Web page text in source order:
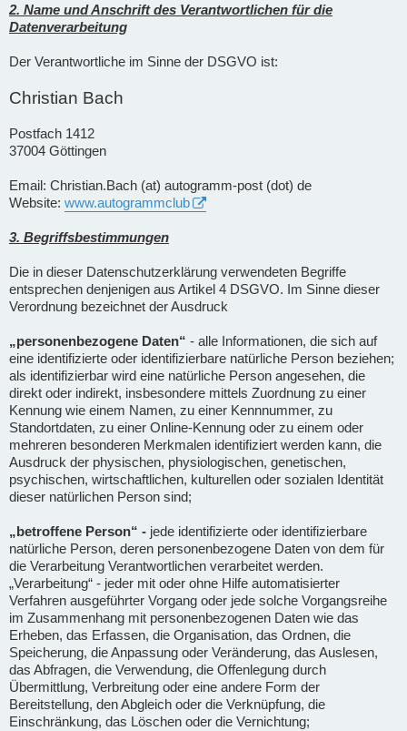
2. Name und Anschrift des Verantwortlichen für die
Datenverarbeitung
Der Verantwortliche im Sinne der DSGVO ist:
Christian Bach
Postfach 1412
37004 Göttingen
Email: Christian.Bach (at) autogramm-post (dot) de
Website: www.autogrammclub
3. Begriffsbestimmungen
Die in dieser Datenschutzerklärung verwendeten Begriffe
entsprechen denjenigen aus Artikel 4 DSGVO. Im Sinne dieser
Verordnung bezeichnet der Ausdruck
„personenbezogene Daten“ - alle Informationen, die sich auf
eine identifizierte oder identifizierbare natürliche Person beziehen;
als identifizierbar wird eine natürliche Person angesehen, die
direkt oder indirekt, insbesondere mittels Zuordnung zu einer
Kennung wie einem Namen, zu einer Kennnummer, zu
Standortdaten, zu einer Online-Kennung oder zu einem oder
mehreren besonderen Merkmalen identifiziert werden kann, die
Ausdruck der physischen, physiologischen, genetischen,
psychischen, wirtschaftlichen, kulturellen oder sozialen Identität
dieser natürlichen Person sind;
„betroffene Person“ - jede identifizierte oder identifizierbare
natürliche Person, deren personenbezogene Daten von dem für
die Verarbeitung Verantwortlichen verarbeitet werden.
„Verarbeitung“ - jeder mit oder ohne Hilfe automatisierter
Verfahren ausgeführter Vorgang oder jede solche Vorgangsreihe
im Zusammenhang mit personenbezogenen Daten wie das
Erheben, das Erfassen, die Organisation, das Ordnen, die
Speicherung, die Anpassung oder Veränderung, das Auslesen,
das Abfragen, die Verwendung, die Offenlegung durch
Übermittlung, Verbreitung oder eine andere Form der
Bereitstellung, den Abgleich oder die Verknüpfung, die
Einschränkung, das Löschen oder die Vernichtung;